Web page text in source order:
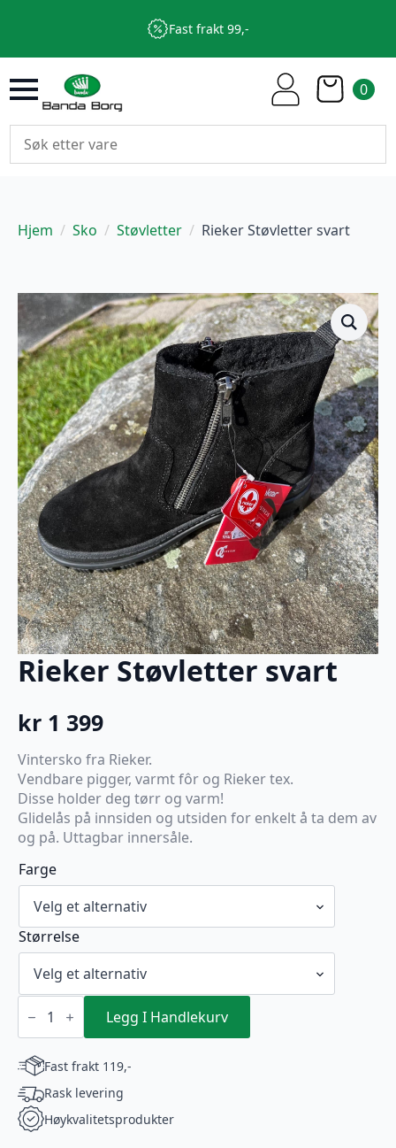
Fast frakt 99,-
0
Hjem Sko Støvletter Rieker Støvletter svart
Rieker Støvletter svart
kr 1 399
Vintersko fra Rieker.
Vendbare pigger, varmt fôr og Rieker tex.
Disse holder deg tørr og varm!
Glidelås på innsiden og utsiden for enkelt å ta dem av
og på. Uttagbar innersåle.
Farge
Størrelse
Rieker
Støvletter
antall
Legg I Handlekurv
Fast frakt 119,-
Rask levering
Høykvalitetsprodukter